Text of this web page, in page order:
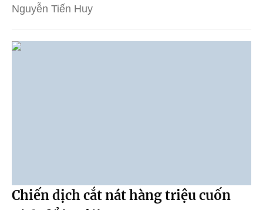
Nguyễn Tiến Huy
Chiến dịch cắt nát hàng triệu cuốn